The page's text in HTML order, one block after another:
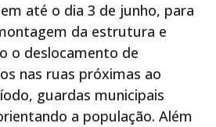
até o dia 3 de junho, para
da estrutura e
o deslocamento de
nas ruas próximas ao
guardas municipais
a população. Além